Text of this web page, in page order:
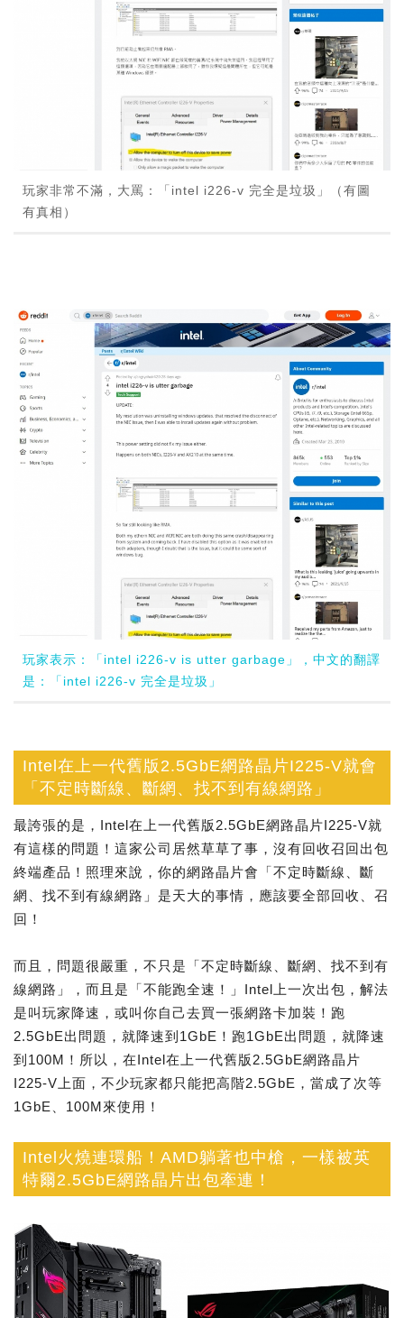
玩家非常不滿，大罵：「intel i226-v 完全是垃圾」（有圖
有真相）
玩家表示：「intel i226-v is utter garbage」，中文的翻譯
是：「intel i226-v 完全是垃圾」
Intel在上一代舊版2.5GbE網路晶片I225-V就會
「不定時斷線、斷網、找不到有線網路」
最誇張的是，Intel在上一代舊版2.5GbE網路晶片I225-V就
有這樣的問題！這家公司居然草草了事，沒有回收召回出包
終端產品！照理來說，你的網路晶片會「不定時斷線、斷
網、找不到有線網路」是天大的事情，應該要全部回收、召
回！
而且，問題很嚴重，不只是「不定時斷線、斷網、找不到有
線網路」，而且是「不能跑全速！」Intel上一次出包，解法
是叫玩家降速，或叫你自己去買一張網路卡加裝！跑
2.5GbE出問題，就降速到1GbE！跑1GbE出問題，就降速
到100M！所以，在Intel在上一代舊版2.5GbE網路晶片
I225-V上面，不少玩家都只能把高階2.5GbE，當成了次等
1GbE、100M來使用！
Intel火燒連環船！AMD躺著也中槍，一樣被英
特爾2.5GbE網路晶片出包牽連！